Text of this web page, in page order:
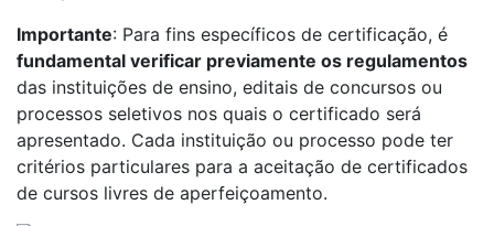
Importante: Para fins específicos de certificação, é
fundamental verificar previamente os regulamentos
das instituições de ensino, editais de concursos ou
processos seletivos nos quais o certificado será
apresentado. Cada instituição ou processo pode ter
critérios particulares para a aceitação de certificados
de cursos livres de aperfeiçoamento.